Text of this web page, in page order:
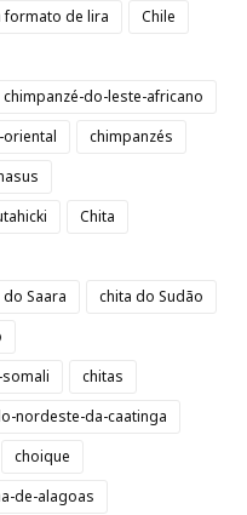
formato de lira
Chile
chimpanzé-do-leste-africano
oriental
chimpanzés
Chita
Saara
chita do Sudão
chitas
nordeste-da-caatinga
choique
de-alagoas